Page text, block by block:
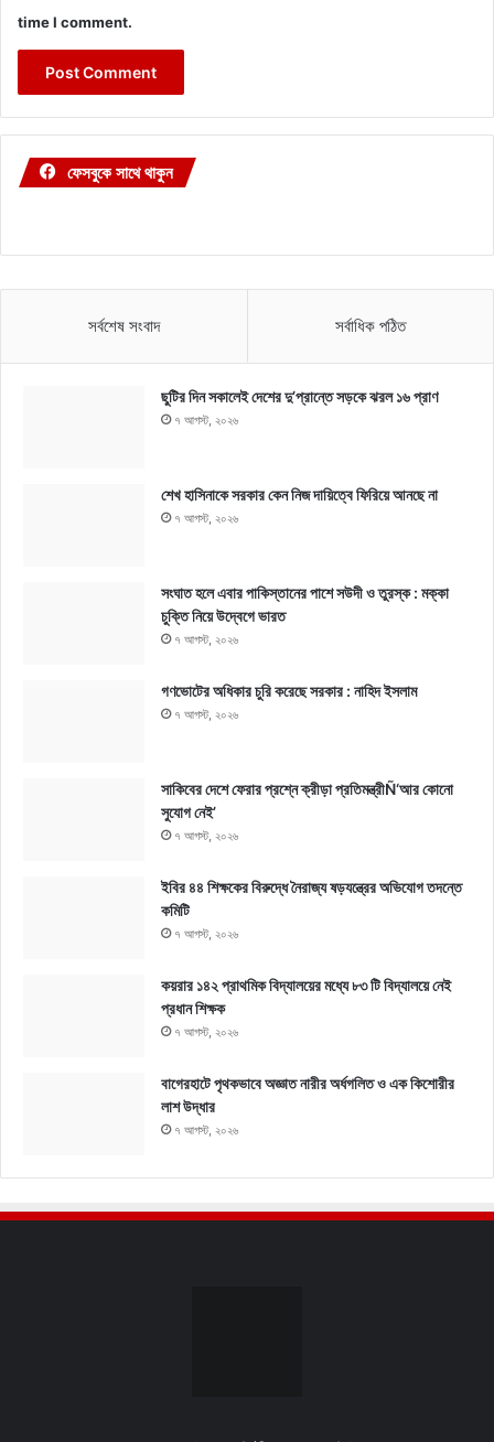
time I comment.
ফেসবুকে সাথে থাকুন
সর্বশেষ সংবাদ সর্বাধিক পঠিত
ছুটির দিন সকালেই দেশের দু’প্রান্তে সড়কে ঝরল ১৬ প্রাণ
৭ আগস্ট, ২০২৬
শেখ হাসিনাকে সরকার কেন নিজ দায়িত্বে ফিরিয়ে আনছে না
৭ আগস্ট, ২০২৬
সংঘাত হলে এবার পাকিস্তানের পাশে সউদী ও তুরস্ক : মক্কা
চুক্তি নিয়ে উদ্বেগে ভারত
৭ আগস্ট, ২০২৬
গণভোটের অধিকার চুরি করেছে সরকার : নাহিদ ইসলাম
৭ আগস্ট, ২০২৬
সাকিবের দেশে ফেরার প্রশ্নে ক্রীড়া প্রতিমন্ত্রীÑ‘আর কোনো
সুযোগ নেই’
৭ আগস্ট, ২০২৬
ইবির ৪৪ শিক্ষকের বিরুদ্ধে নৈরাজ্য ষড়যন্ত্রের অভিযোগ তদন্তে
কমিটি
৭ আগস্ট, ২০২৬
কয়রার ১৪২ প্রাথমিক বিদ্যালয়ের মধ্যে ৮৩ টি বিদ্যালয়ে নেই
প্রধান শিক্ষক
৭ আগস্ট, ২০২৬
বাগেরহাটে পৃথকভাবে অজ্ঞাত নারীর অর্ধগলিত ও এক কিশোরীর
লাশ উদ্ধার
৭ আগস্ট, ২০২৬